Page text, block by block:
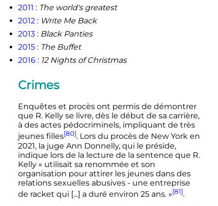
2011 : The world's greatest
2012 : Write Me Back
2013: Black Panties
2015: The Buffet
2016: 12 Nights of Christmas
Crimes
Enquêtes et procès ont permis de démontrer
que R. Kelly se livre, dès le début de sa carrière,
à des actes pédocriminels, impliquant de très
jeunes filles[80]. Lors du procès de New York en
2021, la juge Ann Donnelly, qui le préside,
indique lors de la lecture de la sentence que R.
Kelly « utilisait sa renommée et son
organisation pour attirer les jeunes dans des
relations sexuelles abusives - une entreprise
de racket qui [...] a duré environ 25 ans. »[81].